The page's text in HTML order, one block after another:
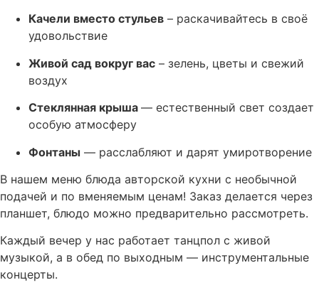
Качели вместо стульев – раскачивайтесь в своё
удовольствие
Живой сад вокруг вас – зелень, цветы и свежий
воздух
Стеклянная крыша — естественный свет создает
особую атмосферу
Фонтаны — расслабляют и дарят умиротворение
В нашем меню блюда авторской кухни с необычной
подачей и по вменяемым ценам! Заказ делается через
планшет, блюдо можно предварительно рассмотреть.
Каждый вечер у нас работает танцпол с живой
музыкой, а в обед по выходным — инструментальные
концерты.